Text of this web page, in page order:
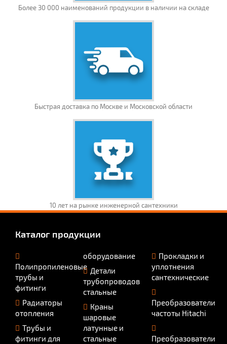
Более 30 000 наименований продукции в наличии на складе
Быстрая доставка по Москве и Московской области
10 лет на рынке инженерной сантехники
Каталог продукции
Полипропиленовые
трубы и
фитинги
Радиаторы
отопления
Трубы и
фитинги для
оборудование
Детали
трубопроводов
стальные
Краны
шаровые
латунные и
стальные
Прокладки и
уплотнения
сантехнические
Преобразователи
частоты Hitachi
Преобразователи